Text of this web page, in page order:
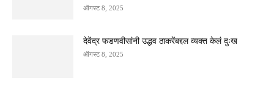
ऑगस्ट 8, 2025
देवेंद्र फडणवीसांनी उद्धव ठाकरेंबद्दल व्यक्त केलं दुःख
ऑगस्ट 8, 2025